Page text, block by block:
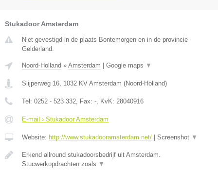
Stukadoor Amsterdam
Niet gevestigd in de plaats Bontemorgen en in de provincie
Gelderland.
Noord-Holland » Amsterdam | Google maps ▼
Slijperweg 16 1032 KV Amsterdam (Noord-Holland)
Tel: 0252 - 523 332 , Fax: - , KvK: 28040916
E-mail › Stukadoor Amsterdam
Website: http://www.stukadooramsterdam.net/ | Screenshot ▼
Erkend allround stukadoorsbedrijf uit Amsterdam.
Stucwerkopdrachten zoals ▼